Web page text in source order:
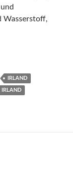
Wasserstoff,
IRLAND
IRLAND